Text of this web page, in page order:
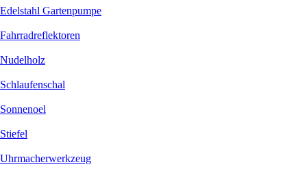
Edelstahl Gartenpumpe
Fahrradreflektoren
Nudelholz
Schlaufenschal
Sonnenoel
Stiefel
Uhrmacherwerkzeug